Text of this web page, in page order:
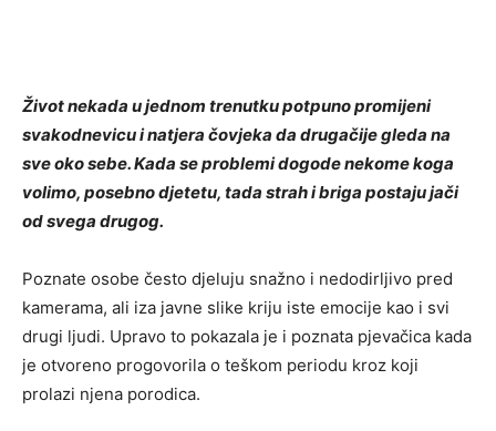
Život nekada u jednom trenutku potpuno promijeni
svakodnevicu i natjera čovjeka da drugačije gleda na
sve oko sebe. Kada se problemi dogode nekome koga
volimo, posebno djetetu, tada strah i briga postaju jači
od svega drugog.
Poznate osobe često djeluju snažno i nedodirljivo pred
kamerama, ali iza javne slike kriju iste emocije kao i svi
drugi ljudi. Upravo to pokazala je i poznata pjevačica kada
je otvoreno progovorila o teškom periodu kroz koji
prolazi njena porodica.